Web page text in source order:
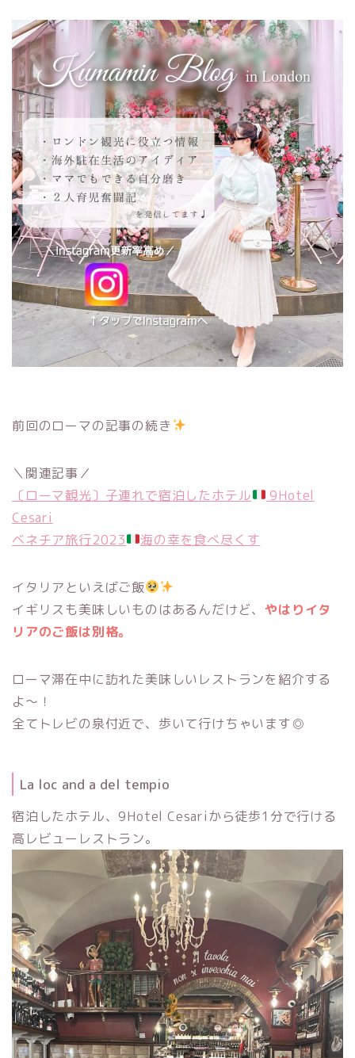
前回のローマの記事の続き
＼関連記事／
〔ローマ観光〕子連れで宿泊したホテル
9Hotel
Cesari
ベネチア旅行2023
海の幸を食べ尽くす
イタリアといえばご飯
イギリスも美味しいものはあるんだけど、 やはりイタ
リアのご飯は別格。
ローマ滞在中に訪れた美味しいレストランを紹介する
よ〜！
全てトレビの泉付近で、歩いて行けちゃいます◎
La loc and a del tempio
宿泊したホテル、9Hotel Cesariから徒歩1分で行ける
高レビューレストラン。